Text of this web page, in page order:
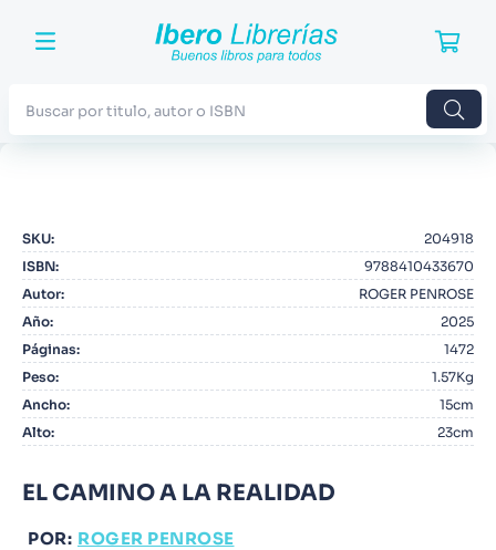
SKU:
204918
ISBN:
9788410433670
Autor:
ROGER PENROSE
Año:
2025
Páginas:
1472
Peso:
1.57Kg
Ancho:
15cm
Alto: 23cm
EL CAMINO A LA REALIDAD
POR: ROGER PENROSE
2. Blue Lock
3.
4. Odisea
5. Manga
6. Iliada
7. Stephen King
. Noches Blancas